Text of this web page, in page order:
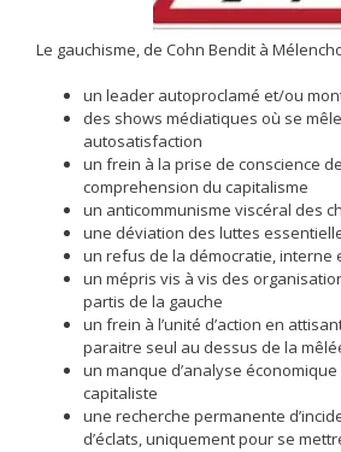
Le gauchisme, de Cohn Bendit à
un leader autoproclamé et/ou
des shows médiatiques où se
autosatisfaction
un frein à la prise de conscience
comprehension du capitalisme
un anticommunisme viscéral des
une déviation des luttes
un refus de la démocratie, interne
un mépris vis à vis des
partis de la gauche
un frein à l’unité d’action en
paraitre seul au dessus de la
un manque d’analyse
capitaliste
une recherche permanente
d’éclats, uniquement pour se